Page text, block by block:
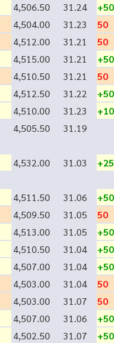
4,506.50 31.24
+50
4,504.00 31.23
50
4,512.00 31.21
50
4,515.00 31.21
+50
4,510.50 31.21
50
4,512.50 31.22
+50
4,510.00 31.23
4,505.50
31.19
4,532.00 31.03
4,511.50 31.06
+50
4,509.50 31.05
50
4,513.00 31.05
+50
4,510.50 31.04
+50
4,507.00 31.04
+50
4,503.00 31.04
50
4,503.00 31.07
50
4,507.00 31.06
+50
4,502.50 31.07
+50